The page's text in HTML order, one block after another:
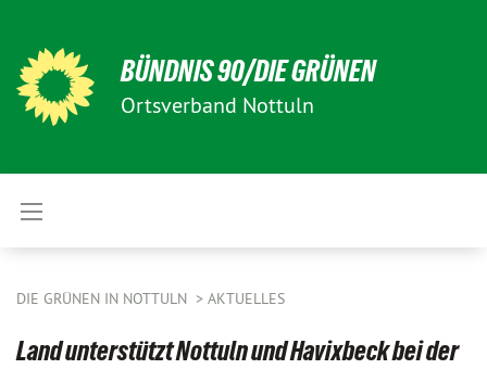
BÜNDNIS 90/DIE GRÜNEN
Ortsverband Nottuln
DIE GRÜNEN IN NOTTULN AKTUELLES
Land unterstützt Nottuln und Havixbeck bei der